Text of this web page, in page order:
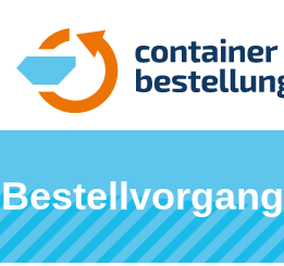
Bestellvorgang